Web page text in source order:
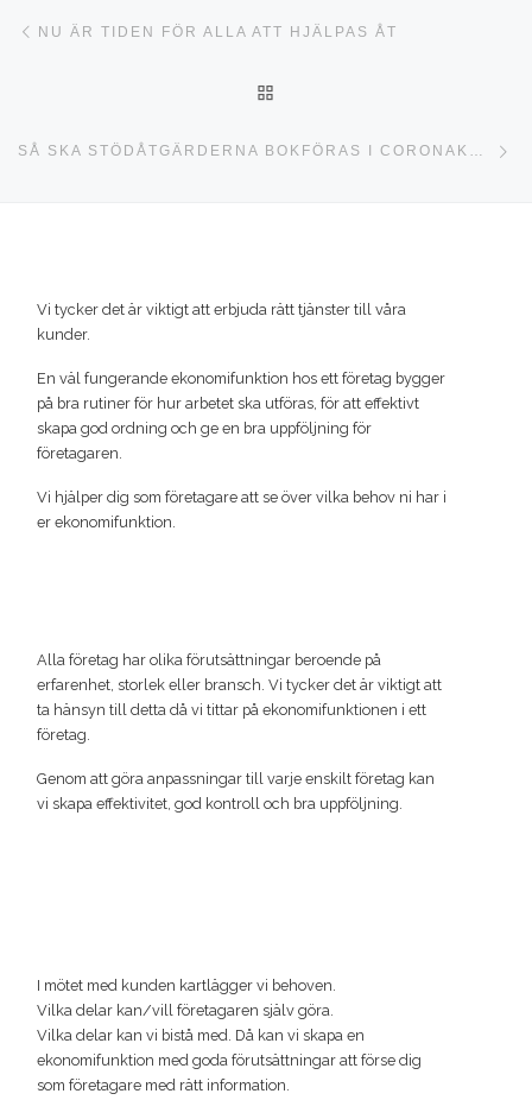
Inläggsnavigering
NU ÄR TIDEN FÖR ALLA ATT HJÄLPAS ÅT
SÅ SKA STÖDÅTGÄRDERNA BOKFÖRAS I CORONAKRISEN
Vi tycker det är viktigt att erbjuda rätt tjänster till våra
kunder.
En väl fungerande ekonomifunktion hos ett företag bygger
på bra rutiner för hur arbetet ska utföras, för att effektivt
skapa god ordning och ge en bra uppföljning för
företagaren.
Vi hjälper dig som företagare att se över vilka behov ni har i
er ekonomifunktion.
Alla företag har olika förutsättningar beroende på
erfarenhet, storlek eller bransch. Vi tycker det är viktigt att
ta hänsyn till detta då vi tittar på ekonomifunktionen i ett
företag.
Genom att göra anpassningar till varje enskilt företag kan
vi skapa effektivitet, god kontroll och bra uppföljning.
I mötet med kunden kartlägger vi behoven.
Vilka delar kan/vill företagaren själv göra.
Vilka delar kan vi bistå med. Då kan vi skapa en
ekonomifunktion med goda förutsättningar att förse dig
som företagare med rätt information.